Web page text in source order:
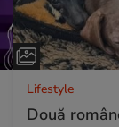
Lifestyle
Două